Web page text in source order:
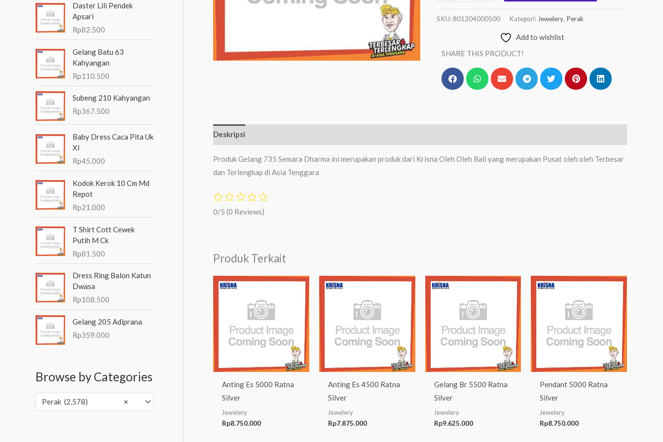
n
u
k
Daster Lili Pendek
Apsari
Rp82.500
Gelang Batu 63
Kahyangan
Rp110.500
Subeng 210 Kahyangan
Rp367.500
Baby Dress Caca Pita Uk
Xl
Rp45.000
Kodok Kerok 10 Cm Md
Repot
Rp21.000
T Shirt Cott Cewek
Putih M Ck
Rp81.500
Dress Ring Balon Katun
Dwasa
Rp108.500
Gelang 205 Adiprana
Rp359.000
Browse by Categories
×
Perak (2,578)
SKU: 801204000500 Kategori: Jewelery, Perak
Add to wishlist
SHARE THIS PRODUCT!
Deskripsi
Produk Gelang 735 Semara Dharma ini merupakan produk dari Krisna Oleh Oleh Bali yang merupakan Pusat oleh oleh Terbesar
dan Terlengkap di Asia Tenggara
0/5 (0 Reviews)
Produk Terkait
Anting Es 5000 Ratna
Silver
Jewelery
Rp8.750.000
Anting Es 4500 Ratna
Silver
Jewelery
Rp7.875.000
Gelang Br 5500 Ratna
Silver
Jewelery
Rp9.625.000
Pendant 5000 Ratna
Silver
Jewelery
Rp8.750.000